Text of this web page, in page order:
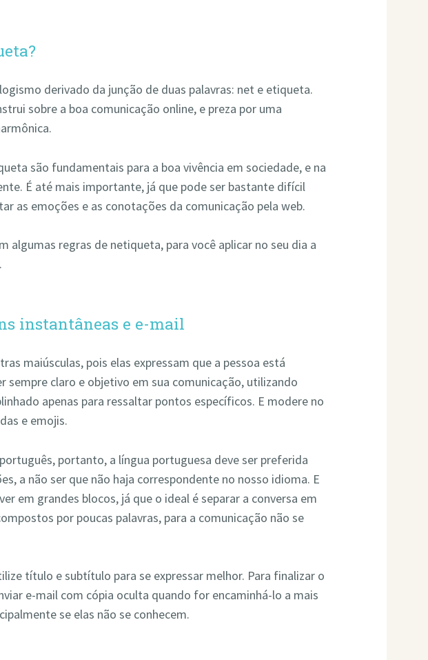
derivado da junção de duas palavras: net e etiqueta.
sobre a boa comunicação online, e preza por uma
são fundamentais para a boa vivência em sociedade, e na
É até mais importante, já que pode ser bastante difícil
as emoções e as conotações da comunicação pela web.
algumas regras de netiqueta, para você aplicar no seu dia a
instantâneas e e-mail
maiúsculas, pois elas expressam que a pessoa está
sempre claro e objetivo em sua comunicação, utilizando
apenas para ressaltar pontos específicos. E modere no
e emojis.
portanto, a língua portuguesa deve ser preferida
a não ser que não haja correspondente no nosso idioma. E
em grandes blocos, já que o ideal é separar a conversa em
por poucas palavras, para a comunicação não se
título e subtítulo para se expressar melhor. Para finalizar o
e-mail com cópia oculta quando for encaminhá-lo a mais
se elas não se conhecem.